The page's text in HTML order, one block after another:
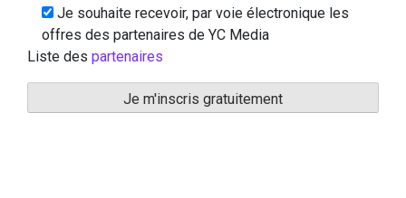
Je souhaite recevoir, par voie électronique les
offres des partenaires de YC Media
Liste des partenaires